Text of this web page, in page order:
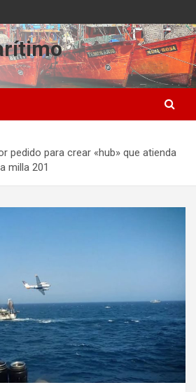
pedido para crear «hub» que atienda
milla 201